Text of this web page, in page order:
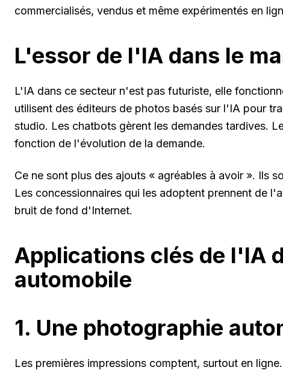
commercialisés, vendus et même expérimentés en
L'essor de l'IA dans le
L'IA dans ce secteur n'est pas futuriste, elle
utilisent des éditeurs de photos basés sur l'IA pour
studio. Les chatbots gèrent les demandes tardives.
fonction de l'évolution de la demande.
Ce ne sont plus des ajouts « agréables à avoir ». Ils
Les concessionnaires qui les adoptent prennent de
bruit de fond d'Internet.
Applications clés de l'IA
automobile
1. Une photographie
Les premières impressions comptent, surtout en